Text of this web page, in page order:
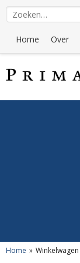
Home Over
Home Winkelwagen